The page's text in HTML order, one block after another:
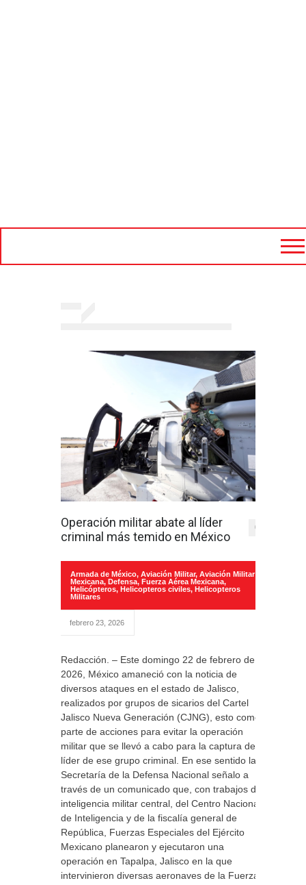
Operación militar abate al líder
criminal más temido en México
0
Armada de México, Aviación Militar, Aviación Militar
Mexicana, Defensa, Fuerza Aérea Mexicana,
Helicópteros, Helicopteros civiles, Helicopteros
Militares
febrero 23, 2026
Redacción. – Este domingo 22 de febrero de
2026, México amaneció con la noticia de
diversos ataques en el estado de Jalisco,
realizados por grupos de sicarios del Cartel
Jalisco Nueva Generación (CJNG), esto como
parte de acciones para evitar la operación
militar que se llevó a cabo para la captura del
líder de ese grupo criminal. En ese sentido la
Secretaría de la Defensa Nacional señalo a
través de un comunicado que, con trabajos de
inteligencia militar central, del Centro Nacional
de Inteligencia y de la fiscalía general de
República, Fuerzas Especiales del Ejército
Mexicano planearon y ejecutaron una
operación en Tapalpa, Jalisco en la que
intervinieron diversas aeronaves de la Fuerza